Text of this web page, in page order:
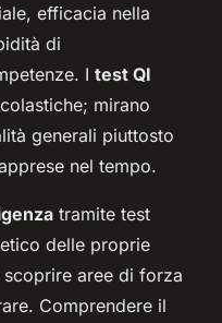
efficacia nella
di
I test QI
mirano
generali piuttosto
nel tempo.
tramite test
delle proprie
aree di forza
Comprendere il